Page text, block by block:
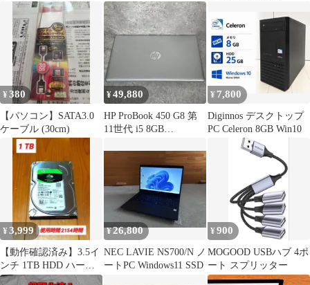
あり ジャンク品
¥380
【パソコン】SATA3.0
ケーブル (30cm)
¥49,880
HP ProBook 450 G8 第
11世代 i5 8GB
¥ 7,800
Diginnos デスクトップ
PC Celeron 8GB Win10
¥3,999
【動作確認済み】3.5イ
ンチ 1TB HDD ハード
ディスク 高速モデル
¥26,800
NEC LAVIE NS700/N ノ
ートPC Windows11 SSD
¥900
MOGOOD USBハブ 4ポ
ート スプリッター